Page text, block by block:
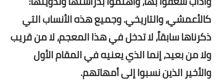
كالأعمشي، والتاريخي. وجميع هذه الأنساب التي
ذكرناها سابقاً، لا تدخل في هذا المعجم، لا من قريب
ولا من بعيد، إنما الذي يعنيه في المقام الأول
والأخير الذين نسبوا إلى أمهاتهم.